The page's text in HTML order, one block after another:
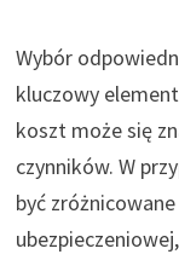
Wybór
kluczowy
koszt może się
czynników. W
być